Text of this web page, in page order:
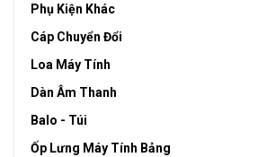
Phụ Kiện Khác
Cáp Chuyển Đổi
Loa Máy Tính
Dàn Âm Thanh
Balo - Túi
Ốp Lưng Máy Tính Bảng